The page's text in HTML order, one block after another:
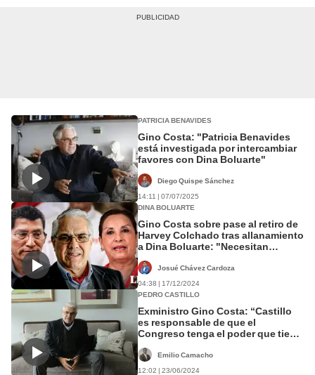
PATRICIA BENAVIDES
Gino Costa: "Patricia Benavides
está investigada por intercambiar
favores con Dina Boluarte"
Diego Quispe Sánchez
14:11 | 07/07/2025
DINA BOLUARTE
Gino Costa sobre pase al retiro de
Harvey Colchado tras allanamiento
a Dina Boluarte: "Necesitan
Josué Chávez Cardoza
04:38 | 17/12/2024
PEDRO CASTILLO
Exministro Gino Costa: “Castillo
es responsable de que el
Congreso tenga el poder que tiene
Emilio Camacho
12:02 | 23/06/2024